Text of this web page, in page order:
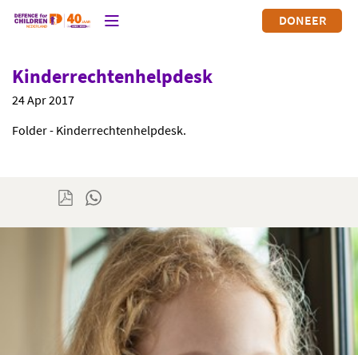
DONEER
Kinderrechtenhelpdesk
24 Apr 2017
Folder - Kinderrechtenhelpdesk.